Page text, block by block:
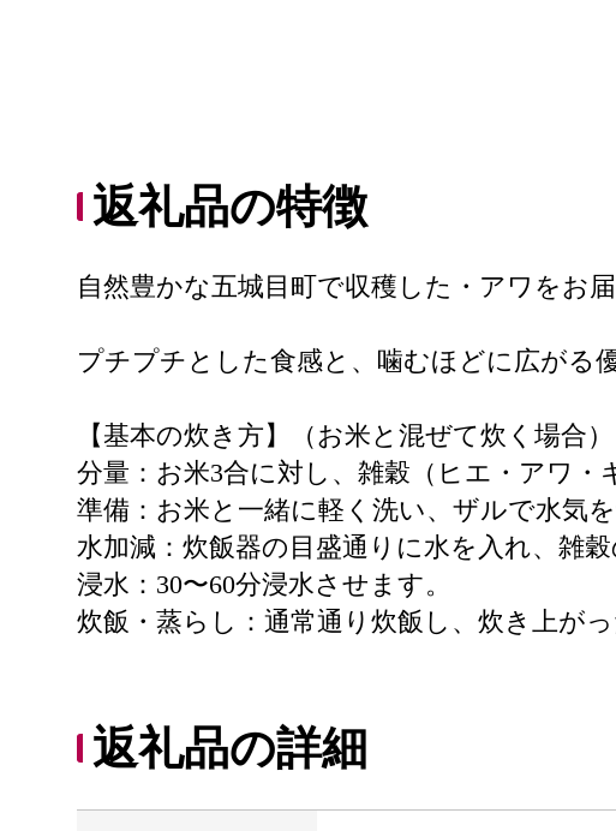
返礼品の特徴
自然豊かな五城目町で収穫した・アワをお届
プチプチとした食感と、噛むほどに広がる
【基本の炊き方】（お米と混ぜて炊く場合）
分量：お米3合に対し、雑穀（ヒエ・アワ・
準備：お米と一緒に軽く洗い、ザルで水気を
水加減：炊飯器の目盛通りに水を入れ、雑
浸水：30〜60分浸水させます。
炊飯・蒸らし：通常通り炊飯し、炊き上が
返礼品の詳細